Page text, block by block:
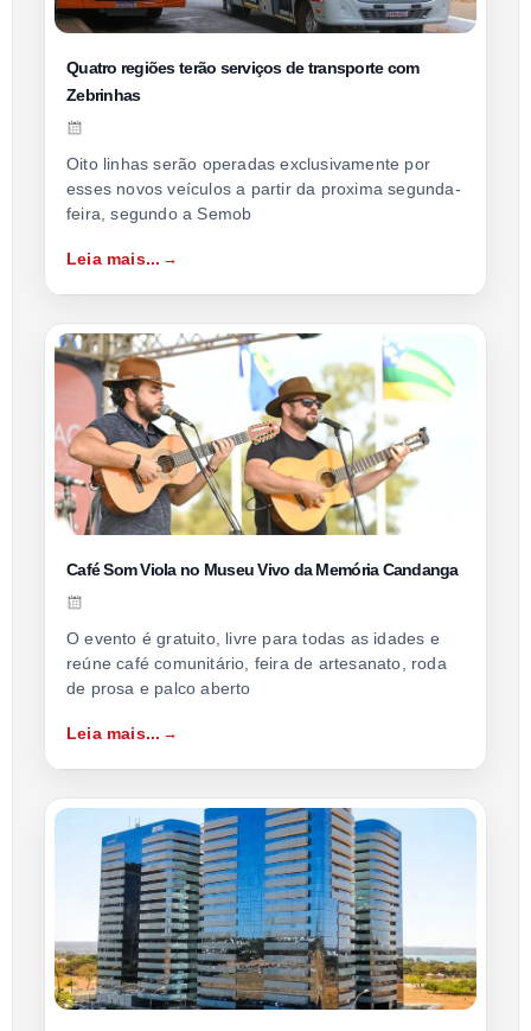
Quatro regiões terão serviços de transporte com
Zebrinhas
Oito linhas serão operadas exclusivamente por
esses novos veículos a partir da proxima segunda-
feira, segundo a Semob
Leia mais...
Café Som Viola no Museu Vivo da Memória Candanga
O evento é gratuito, livre para todas as idades e
reúne café comunitário, feira de artesanato, roda
de prosa e palco aberto
Leia mais...